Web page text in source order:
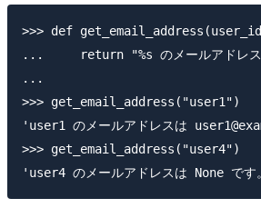
>>> def
...     return "%s のメールアドレ
...
>>> get_email_address("user1")
'user1 のメールアドレスは
>>> get_email_address("user4")